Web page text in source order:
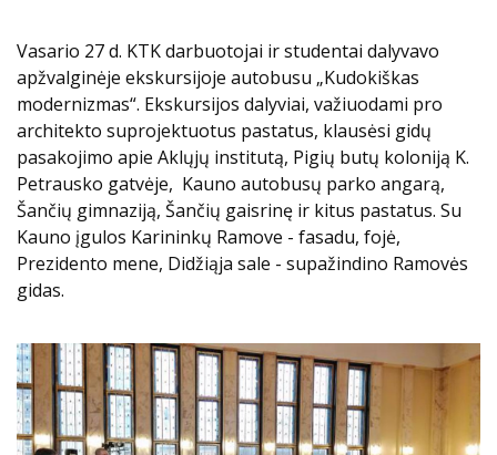
Vasario 27 d. KTK darbuotojai ir studentai dalyvavo
apžvalginėje ekskursijoje autobusu „Kudokiškas
modernizmas“. Ekskursijos dalyviai, važiuodami pro
architekto suprojektuotus pastatus, klausėsi gidų
pasakojimo apie Aklųjų institutą, Pigių butų koloniją K.
Petrausko gatvėje, Kauno autobusų parko angarą,
Šančių gimnaziją, Šančių gaisrinę ir kitus pastatus. Su
Kauno įgulos Karininkų Ramove - fasadu, fojė,
Prezidento mene, Didžiąja sale - supažindino Ramovės
gidas.